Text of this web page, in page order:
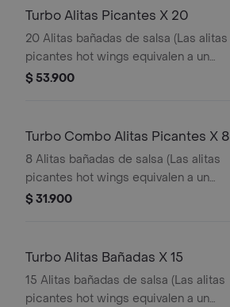
Turbo Alitas Picantes X 20
20 Alitas bañadas de salsa (Las alitas
picantes hot wings equivalen a un
trozo de ala)
$ 53.900
Turbo Combo Alitas Picantes X 8
8 Alitas bañadas de salsa (Las alitas
picantes hot wings equivalen a un
trozo de ala) + 1 Papa Pequeña + 1
$ 31.900
Turbo Alitas Bañadas X 15
15 Alitas bañadas de salsa (Las alitas
picantes hot wings equivalen a un